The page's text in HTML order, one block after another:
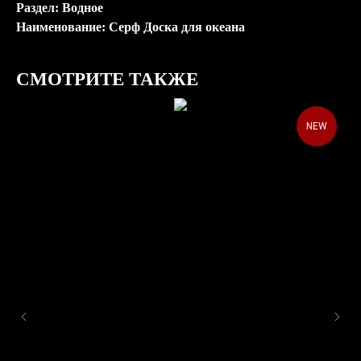
Раздел: Водное
Наименование: Серф Доска для океана
СМОТРИТЕ ТАКЖЕ
NEW